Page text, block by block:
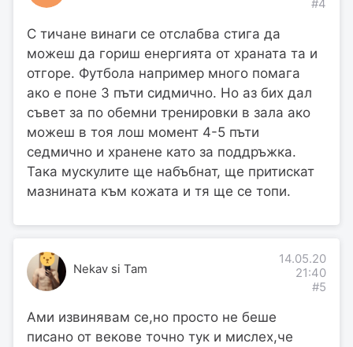
#4
С тичане винаги се отслабва стига да
можеш да гориш енергията от храната та и
отгоре. Футбола например много помага
ако е поне 3 пъти сидмично. Но аз бих дал
съвет за по обемни тренировки в зала ако
можеш в тоя лош момент 4-5 пъти
седмично и хранене като за поддръжка.
Така мускулите ще набъбнат, ще притискат
мазнината към кожата и тя ще се топи.
Nekav si Tam
14.05.20
21:40
#5
Ами извинявам се,но просто не беше
писано от векове точно тук и мислех,че